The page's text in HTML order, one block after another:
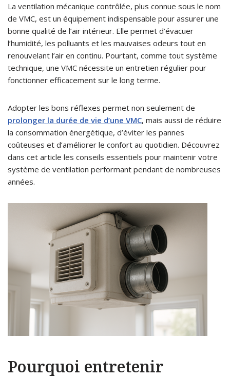
La ventilation mécanique contrôlée, plus connue sous le nom
de VMC, est un équipement indispensable pour assurer une
bonne qualité de l’air intérieur. Elle permet d’évacuer
l’humidité, les polluants et les mauvaises odeurs tout en
renouvelant l’air en continu. Pourtant, comme tout système
technique, une VMC nécessite un entretien régulier pour
fonctionner efficacement sur le long terme.
Adopter les bons réflexes permet non seulement de
prolonger la durée de vie d’une VMC, mais aussi de réduire
la consommation énergétique, d’éviter les pannes
coûteuses et d’améliorer le confort au quotidien. Découvrez
dans cet article les conseils essentiels pour maintenir votre
système de ventilation performant pendant de nombreuses
années.
Pourquoi entretenir